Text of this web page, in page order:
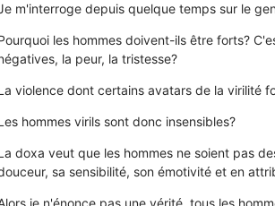
m'interroge depuis quelque temps sur le
les hommes doivent-ils être forts?
la peur, la tristesse?
violence dont certains avatars de la virilité
hommes virils sont donc insensibles?
doxa veut que les hommes ne soient pas
sa sensibilité, son émotivité et en
je n'énonce pas une vérité, tous les